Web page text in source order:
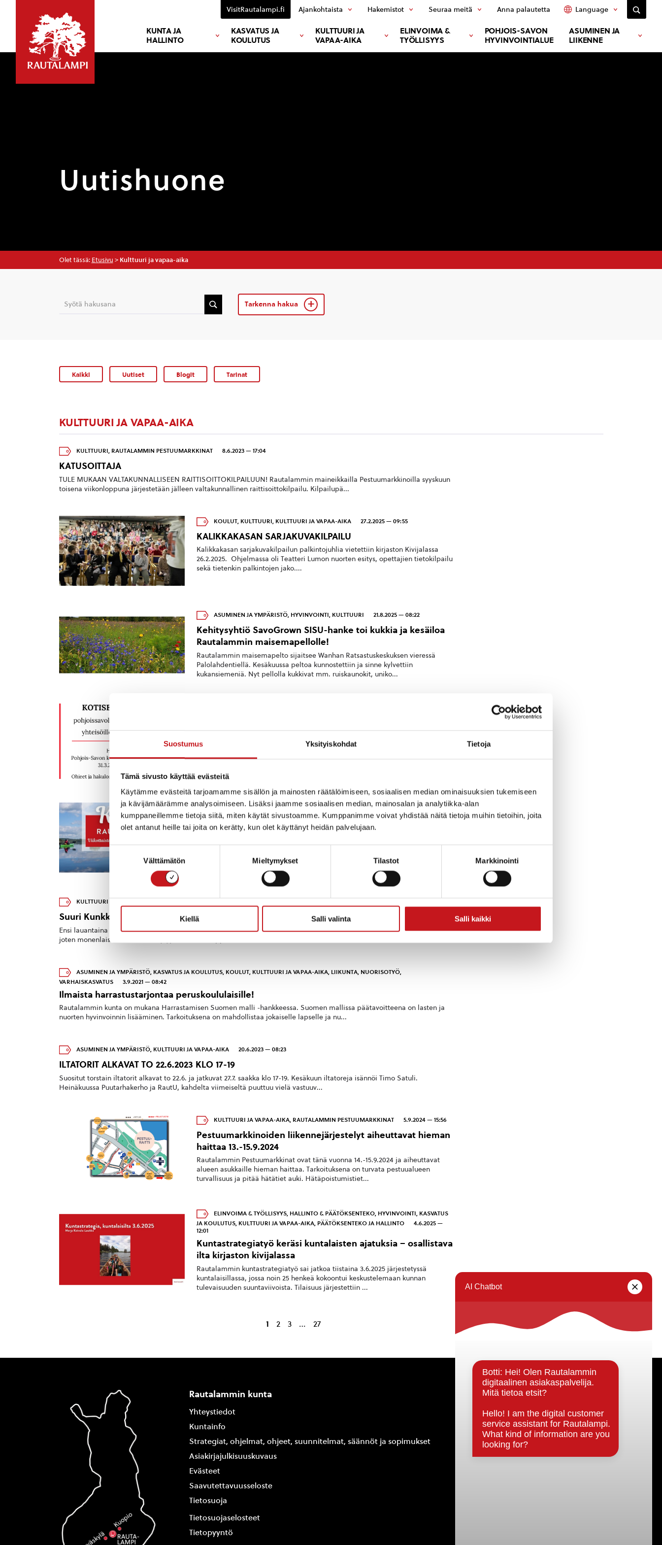
Suostumus Yksityiskohdat Tietoja
Tämä sivusto käyttää evästeitä
Käytämme evästeitä tarjoamamme sisällön ja mainosten räätälöimiseen, sosiaalisen median ominaisuuksien tukemiseen
ja kävijämäärämme analysoimiseen. Lisäksi jaamme sosiaalisen median, mainosalan ja analytiikka-alan
kumppaneillemme tietoja siitä, miten käytät sivustoamme. Kumppanimme voivat yhdistää näitä tietoja muihin tietoihin, joita
olet antanut heille tai joita on kerätty, kun olet käyttänyt heidän palvelujaan.
Suostumuksen
valinta
Välttämätön Mieltymykset Tilastot Markkinointi
Kiellä Salli valinta Salli kaikki
KUNTA JA
HALLINTO
KASVATUS JA
KOULUTUS
KULTTUURI JA
VAPAA-AIKA
ELINVOIMA &
TYÖLLISYYS
POHJOIS-SAVON
HYVINVOINTIALUE
ASUMINEN JA
LIIKENNE
VisitRautalampi.fi Ajankohtaista Hakemistot Seuraa meitä Anna palautetta Language
Uutishuone
Olet tässä: Etusivu > Kulttuuri ja vapaa-aika
Tarkenna hakua
Kaikki Uutiset Blogit Tarinat
KULTTUURI JA VAPAA-AIKA
KULTTUURI, RAUTALAMMIN PESTUUMARKKINAT 8.6.2023 — 17:04
KATUSOITTAJA
TULE MUKAAN VALTAKUNNALLISEEN RAITTISOITTOKILPAILUUN! Rautalammin maineikkailla Pestuumarkkinoilla syyskuun
toisena viikonloppuna järjestetään jälleen valtakunnallinen raittisoittokilpailu. Kilpailupä...
KOULUT, KULTTUURI KULTTUURI JA VAPAA-AIKA 27.2.2025 — 09:55
KALIKKAKASAN SARJAKUVAKILPAILU
Kalikkakasan sarjakuvakilpailun palkintojuhlia vietettiin kirjaston Kivijalassa
26.2.2025. Ohjelmassa oli Teatteri Lumon nuorten esitys, opettajien tietokilpailu
sekä tietenkin palkintojen jako....
ASUMINEN JA YMPÄRISTÖ, HYVINVOINTI, KULTTUURI 21.8.2025 — 08:22
Kehitysyhtiö SavoGrown SISU-hanke toi kukkia ja kesäiloa
Rautalammin maisemapellolle!
Rautalammin maisemapelto sijaitsee Wanhan Ratsastuskeskuksen vieressä
Palolahdentiellä. Kesäkuussa peltoa kunnostettiin ja sinne kylvettiin
kukansiemeniä. Nyt pellolla kukkivat mm. ruiskaunokit, uniko...
Pohjois-Savon kotiseutuyhdistysten liiton avustukset
kotiseututyöhön haettavissa 31.3.2026 saakka
Vuoden 2026 avustukset kotiseututyöhön ovat haettavissa. Avustuksia voivat
avustusta oman yhdistyksesi projektiin, ota rohkeas...
KULTTUURI JA VAPAA-AIKA , MATKAILU 7.6.2021 — 09:58
Viikottaista kesätekemistä heinäkuussa
ohjelmapalvelut. Ohjelma on voimassa heinäkuun ajan, ellei aktiviteetin
KULTTUURI JA VAPAA-AIKA
Suuri Kunkkukirppis Rautalammilla lauantaina
Ensi lauantaina Matti Lohen koulun liikuntasalissa järjestetään suuri kirppis. Myyjiä on ilmoittautunut mukaan jo lähes 50,
joten monenlaista ostettavaa löytyy varmasti. Kirppis on avoinna lauantaina ...
ASUMINEN JA YMPÄRISTÖ, KASVATUS JA KOULUTUS, KOULUT, KULTTUURI JA VAPAA-AIKA, LIIKUNTA, NUORISOTYÖ,
VARHAISKASVATUS
3.9.2021 — 08:42
Ilmaista harrastustarjontaa peruskoululaisille!
Rautalammin kunta on mukana Harrastamisen Suomen malli -hankkeessa. Suomen mallissa päätavoitteena on lasten ja
nuorten hyvinvoinnin lisääminen. Tarkoituksena on mahdollistaa jokaiselle lapselle ja nu...
ASUMINEN JA YMPÄRISTÖ, KULTTUURI JA VAPAA-AIKA 20.6.2023 — 08:23
ILTATORIT ALKAVAT TO 22.6.2023 KLO 17-19
Suositut torstain iltatorit alkavat to 22.6. ja jatkuvat 27.7. saakka klo 17-19. Kesäkuun iltatoreja isännöi Timo Satuli.
Heinäkuussa Puutarhakerho ja RautU, kahdelta viimeiseltä puuttuu vielä vastuuv...
KULTTUURI JA VAPAA-AIKA, RAUTALAMMIN PESTUUMARKKINAT 5.9.2024 — 15:56
Pestuumarkkinoiden liikennejärjestelyt aiheuttavat hieman
haittaa 13.-15.9.2024
Rautalammin Pestuumarkkinat ovat tänä vuonna 14.-15.9.2024 ja aiheuttavat
alueen asukkaille hieman haittaa. Tarkoituksena on turvata pestuualueen
turvallisuus ja pitää hätätiet auki. Hätäpoistumistiet...
ELINVOIMA & TYÖLLISYYS, HALLINTO & PÄÄTÖKSENTEKO, HYVINVOINTI, KASVATUS
JA KOULUTUS, KULTTUURI JA VAPAA-AIKA, PÄÄTÖKSENTEKO JA HALLINTO
4.6.2025 —
12:01
Kuntastrategiatyö keräsi kuntalaisten ajatuksia – osallistava
ilta kirjaston kivijalassa
Rautalammin kuntastrategiatyö sai jatkoa tiistaina 3.6.2025 järjestetyssä
kuntalaisillassa, jossa noin 25 henkeä kokoontui keskustelemaan kunnan
tulevaisuuden suuntaviivoista. Tilaisuus järjestettiin ...
1 2 3 … 27 Seuraava sivu →
Rautalammin kunta
Yhteystiedot
Kuntainfo
Strategiat, ohjelmat, ohjeet, suunnitelmat, säännöt ja sopimukset
Asiakirjajulkisuuskuvaus
Evästeet
Saavutettavuusseloste
Tietosuoja
Tietosuojaselosteet
Tietopyyntö
Päätöksenteko ja lähidemokratia
Päätökset, esityslistat & pöytäkirjat
Hallinto
Kunnanhallitus
Kunnanvaltuusto